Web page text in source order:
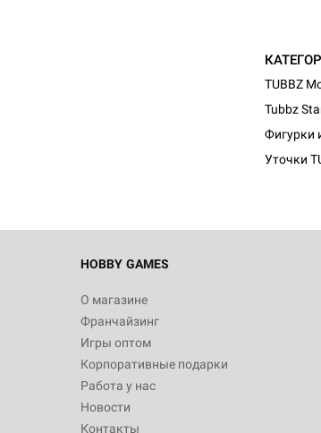
TUBBZ
Tubbz
Фигурки
Уточки
HOBBY GAMES
О магазине
Франчайзинг
Игры оптом
Корпоративные подарки
Работа у нас
Новости
Контакты
Белая смерть
12 990
Настольная игра Hobby World Берсерк.
3 490